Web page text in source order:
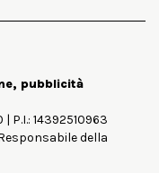
pubblicità
P.I.: 14392510963
della